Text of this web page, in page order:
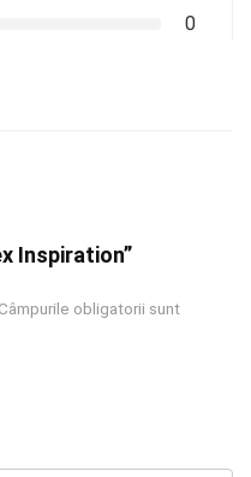
0
Inspiration”
Câmpurile obligatorii sunt